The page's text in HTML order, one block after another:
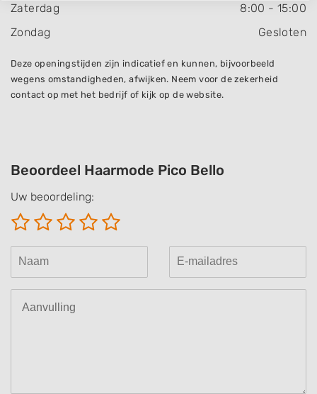
Zaterdag
8:00 - 15:00
Zondag
Gesloten
Deze openingstijden zijn indicatief en kunnen, bijvoorbeeld
wegens omstandigheden, afwijken. Neem voor de zekerheid
contact op met het bedrijf of kijk op de website.
Beoordeel Haarmode Pico Bello
Uw beoordeling:
IAB processing purposes:
Store and/or access information on a device
Use limited data to select advertising
Create profiles for personalised advertising
Create profiles to personalise content
Use profiles to select personalised content
Measure advertising performance
sources